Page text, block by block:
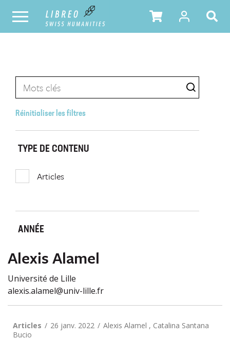
Réinitialiser les filtres
TYPE DE CONTENU
Articles
ANNÉE
Alexis Alamel
Université de Lille
alexis.alamel@univ-lille.fr
Articles 26 janv. 2022
Alexis Alamel , Catalina Santana
Bucio